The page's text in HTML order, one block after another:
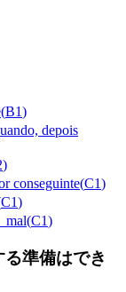
(B1)
depois
)
conseguinte(C1)
C1)
mal(C1)
準備はでき